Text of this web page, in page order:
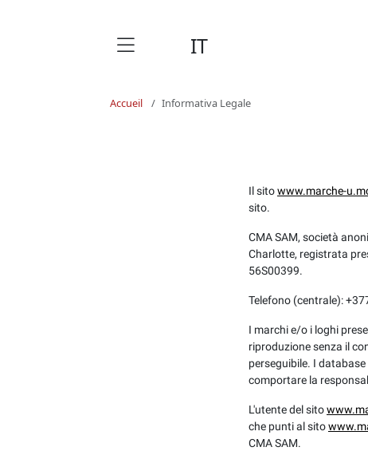
IT
Accueil Informativa Legale
Il sitowww.marche-
sito.
CMA SAM, società
Charlotte, registrata
56S00399.
Telefono (centrale):
I marchi e/o i loghi
riproduzione senza il
perseguibile. I
comportare la
L'utente del sito
che punti al sito
CMA SAM.